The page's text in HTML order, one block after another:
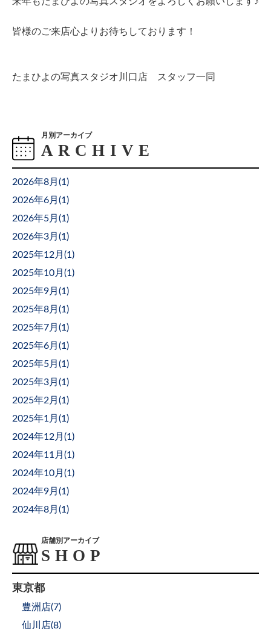
皆様のご来店心よりお待ちしております！
たまひよの写真スタジオ川口店 スタッフ一同
月別アーカイブ
2026年8月(1)
2026年6月(1)
2026年5月(1)
2026年3月(1)
2025年12月(1)
2025年10月(1)
2025年9月(1)
2025年8月(1)
2025年7月(1)
2025年6月(1)
2025年5月(1)
2025年3月(1)
2025年2月(1)
2025年1月(1)
2024年12月(1)
2024年11月(1)
2024年10月(1)
2024年9月(1)
2024年8月(1)
店舗別アーカイブ
東京都
豊洲店(7)
仙川店(8)